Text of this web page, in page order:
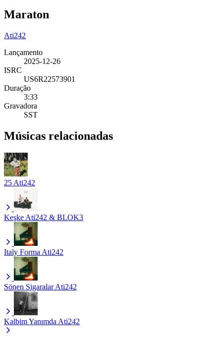
Maraton
Ati242
Lançamento
2025-12-26
ISRC
US6R22573901
Duração
3:33
Gravadora
SST
Músicas relacionadas
25 Ati242
Keşke Ati242 & BLOK3
Italy Forma Ati242
Sönen Sigaralar Ati242
Kalbim Yanımda Ati242